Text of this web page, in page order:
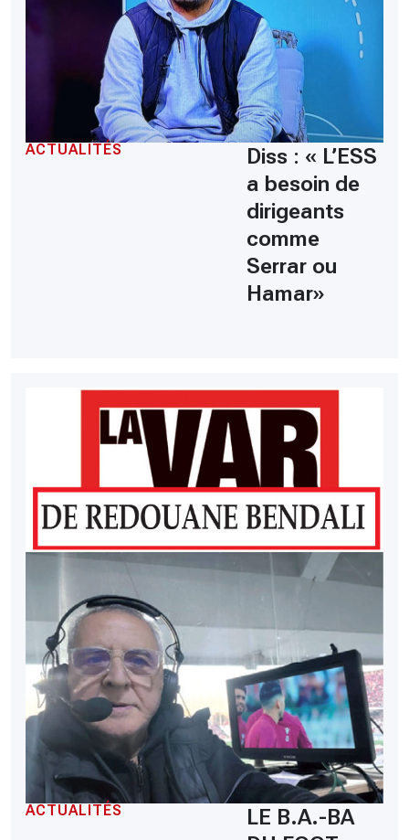
ACTUALITÉS
Diss : « L’ESS
a besoin de
dirigeants
comme
Serrar ou
Hamar»
ACTUALITÉS
LE B.A.-BA